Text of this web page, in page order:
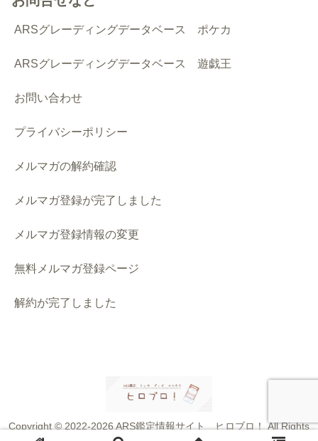
ARSグレーディングデータベース ポケカ
ARSグレーディングデータベース 遊戯王
お問い合わせ
プライバシーポリシー
メルマガの解約確認
メルマガ登録が完了しました
メルマガ登録情報の変更
無料メルマガ登録ページ
解約が完了しました
Copyright © 2022-2026 ARS鑑定情報サイト ヒロブロ！ All Rights